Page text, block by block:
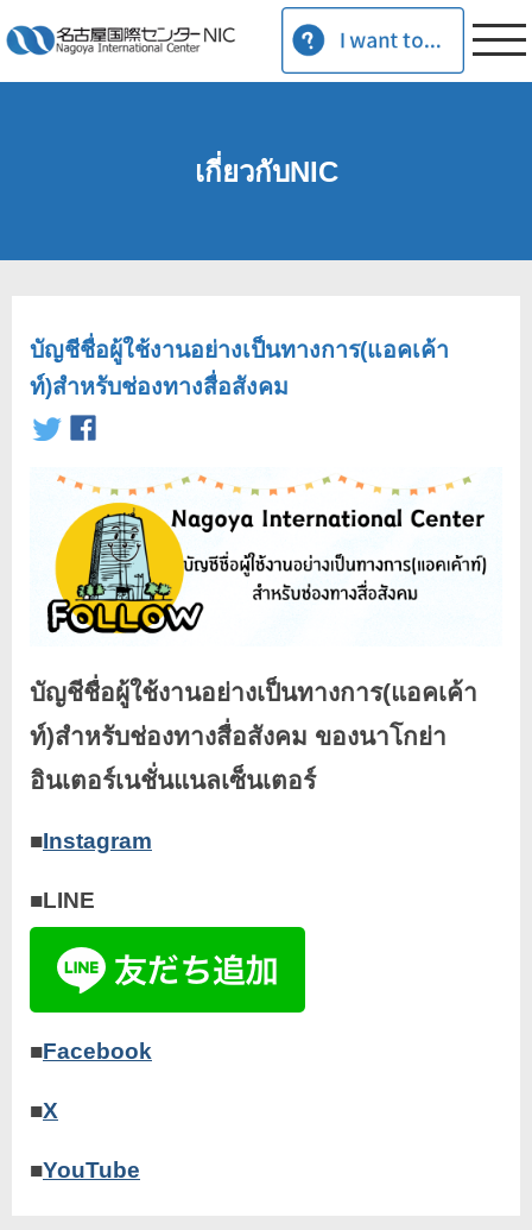
เกี่ยวกับNIC
บัญชีชื่อผู้ใช้งานอย่างเป็นทางการ(แอคเค้า
ท์)สำหรับช่องทางสื่อสังคม
บัญชีชื่อผู้ใช้งานอย่างเป็นทางการ(แอคเค้า
ท์)สำหรับช่องทางสื่อสังคม ของนาโกย่า
อินเตอร์เนชั่นแนลเซ็นเตอร์
■Instagram
■LINE
■Facebook
■X
■YouTube